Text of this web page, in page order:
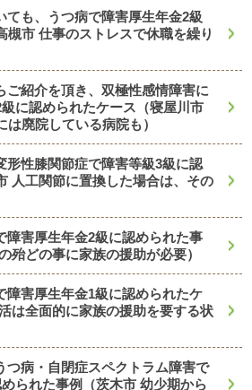
ても、うつ病で障害厚生年金2級
槻市 仕事のストレスで休職を繰り
ご紹介を頂き、双極性感情障害に
に認められたケース（寝屋川市
廃院している病院も）
形性膝関節症で障害等級3級に認
人工関節に置換した場合は、その
障害厚生年金2級に認められた事
殆どの事に家族の援助が必要）
障害厚生年金1級に認められたケ
は全面的に家族の援助を要する状
つ病・自閉症スペクトラム障害で
られた事例（茨木市 幼少期から